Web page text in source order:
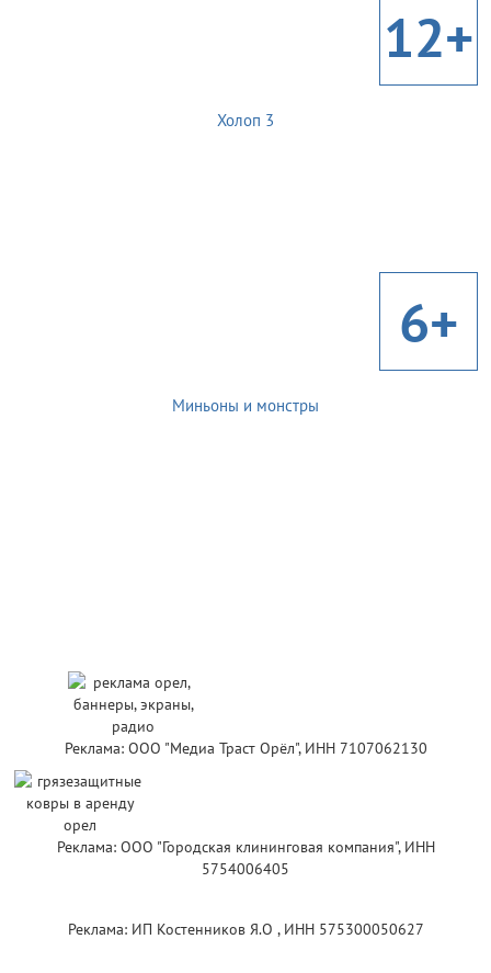
12+
Холоп 3
6+
Миньоны и монстры
Реклама: ООО "Медиа Траст Орёл", ИНН 7107062130
Реклама: ООО "Городская клининговая компания", ИНН
5754006405
Реклама: ИП Костенников Я.О , ИНН 575300050627